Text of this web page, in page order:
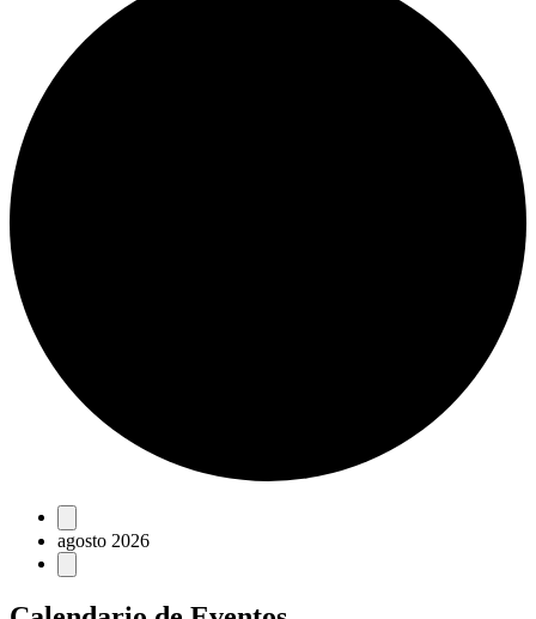
Eventos
agosto 2026